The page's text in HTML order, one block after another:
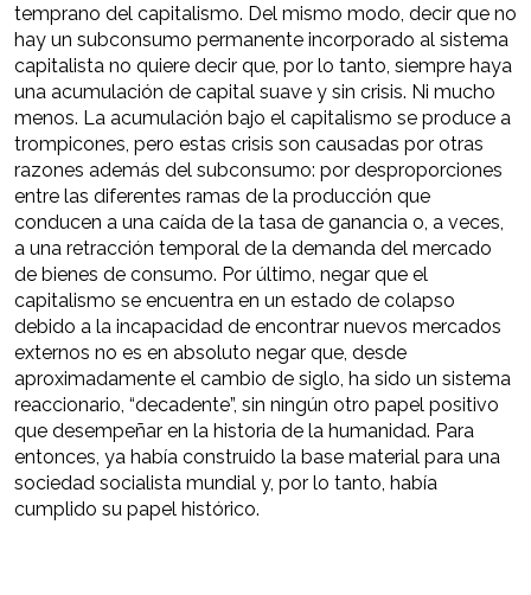
temprano del capitalismo. Del mismo modo, decir que no
hay un subconsumo permanente incorporado al sistema
capitalista no quiere decir que, por lo tanto, siempre haya
una acumulación de capital suave y sin crisis. Ni mucho
menos. La acumulación bajo el capitalismo se produce a
trompicones, pero estas crisis son causadas por otras
razones además del subconsumo: por desproporciones
entre las diferentes ramas de la producción que
conducen a una caída de la tasa de ganancia o, a veces,
a una retracción temporal de la demanda del mercado
de bienes de consumo. Por último, negar que el
capitalismo se encuentra en un estado de colapso
debido a la incapacidad de encontrar nuevos mercados
externos no es en absoluto negar que, desde
aproximadamente el cambio de siglo, ha sido un sistema
reaccionario, “decadente”, sin ningún otro papel positivo
que desempeñar en la historia de la humanidad. Para
entonces, ya había construido la base material para una
sociedad socialista mundial y, por lo tanto, había
cumplido su papel histórico.